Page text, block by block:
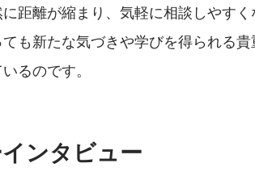
距離が縮まり、気軽に相談しやすく
も新たな気づきや学びを得られる
るのです。
ンタビュー